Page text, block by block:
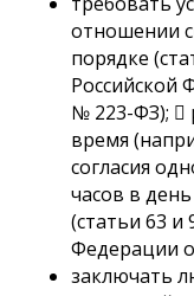
отношении
порядке
Российской
№ 223-ФЗ); 
время
согласия
часов в
(статьи 63 и
Федерации
заключать